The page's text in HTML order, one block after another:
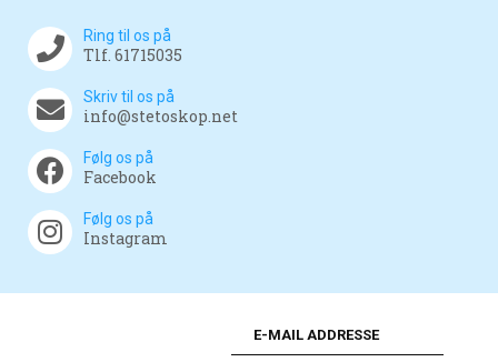
Ring til os på
Tlf. 61715035
Skriv til os på
info@stetoskop.net
Følg os på
Facebook
Følg os på
Instagram